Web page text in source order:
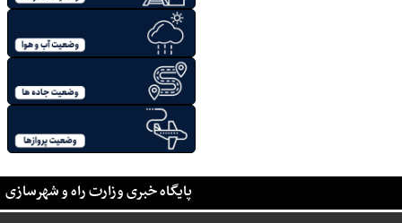
پایگاه خبری وزارت راه و شهرسازی